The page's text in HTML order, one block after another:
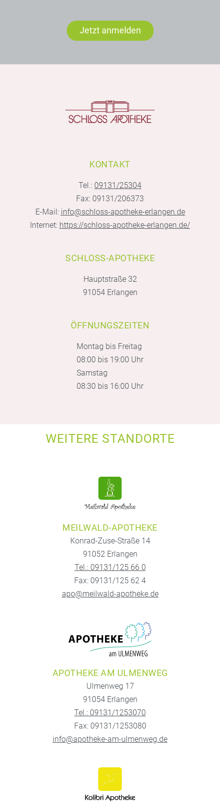
Jetzt anmelden
KONTAKT
Tel.: 09131/25304
Fax: 09131/206373
E-Mail: info@schloss-apotheke-erlangen.de
Internet: https://schloss-apotheke-erlangen.de/
SCHLOSS-APOTHEKE
Hauptstraße 32
91054 Erlangen
ÖFFNUNGSZEITEN
Montag bis Freitag
08:00 bis 19:00 Uhr
Samstag
08:30 bis 16:00 Uhr
WEITERE STANDORTE
MEILWALD-APOTHEKE
Konrad-Zuse-Straße 14
91052 Erlangen
Tel.: 09131/125 66 0
Fax: 09131/125 62 4
apo@meilwald-apotheke.de
APOTHEKE AM ULMENWEG
Ulmenweg 17
91054 Erlangen
Tel.: 09131/1253070
Fax: 09131/1253080
info@apotheke-am-ulmenweg.de